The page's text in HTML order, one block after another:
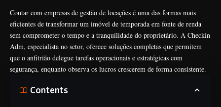
Contar com empresas de gestão de locações é uma das formas mais
eficientes de transformar um imóvel de temporada em fonte de renda
sem comprometer o tempo e a tranquilidade do proprietário. A Checkin
Adm, especialista no setor, oferece soluções completas que permitem
que o anfitrião delegue tarefas operacionais e estratégicas com
segurança, enquanto observa os lucros crescerem de forma consistente.
Contents